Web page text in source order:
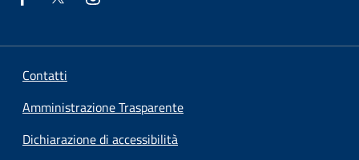
Contatti
Amministrazione Trasparente
Dichiarazione di accessibilità